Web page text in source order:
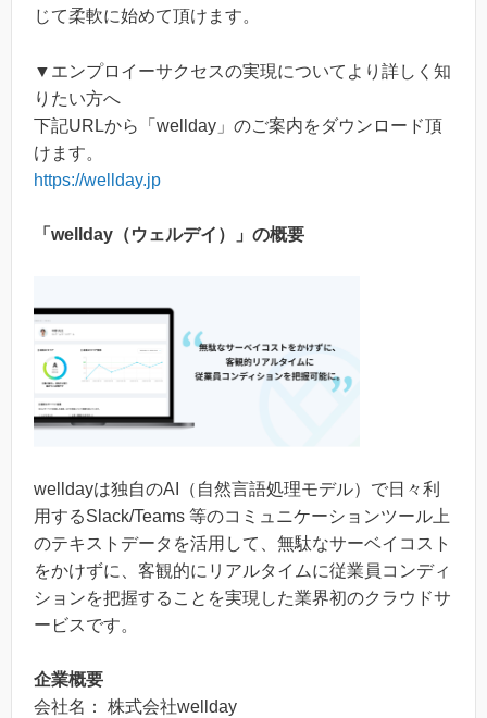
じて柔軟に始めて頂けます。
▼エンプロイーサクセスの実現についてより詳しく知
りたい方へ
下記URLから「wellday」のご案内をダウンロード頂
けます。
https://wellday.jp
「wellday（ウェルデイ）」の概要
welldayは独自のAI（自然言語処理モデル）で日々利
用するSlack/Teams 等のコミュニケーションツール上
のテキストデータを活用して、無駄なサーベイコスト
をかけずに、客観的にリアルタイムに従業員コンディ
ションを把握することを実現した業界初のクラウドサ
ービスです。
企業概要
会社名： 株式会社wellday